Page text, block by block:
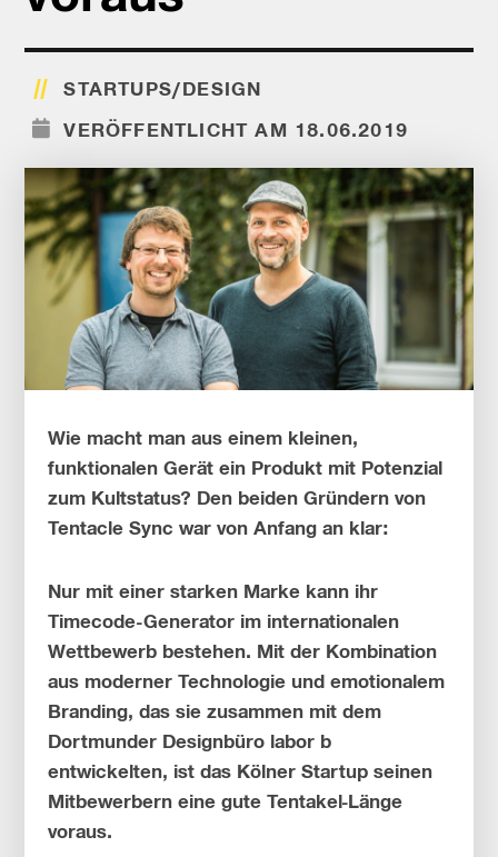
STARTUPS/DESIGN
VERÖFFENTLICHT AM 18.06.2019
Wie macht man aus einem kleinen,
funktionalen Gerät ein Produkt mit Potenzial
zum Kultstatus? Den beiden Gründern von
Tentacle Sync war von Anfang an klar:
Nur mit einer starken Marke kann ihr
Timecode-Generator im internationalen
Wettbewerb bestehen. Mit der Kombination
aus moderner Technologie und emotionalem
Branding, das sie zusammen mit dem
Dortmunder Designbüro labor b
entwickelten, ist das Kölner Startup seinen
Mitbewerbern eine gute Tentakel-Länge
voraus.